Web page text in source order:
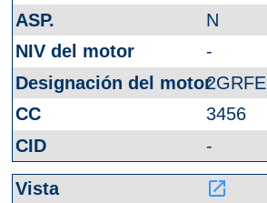
N
-
2GRFE
3456
-
launch